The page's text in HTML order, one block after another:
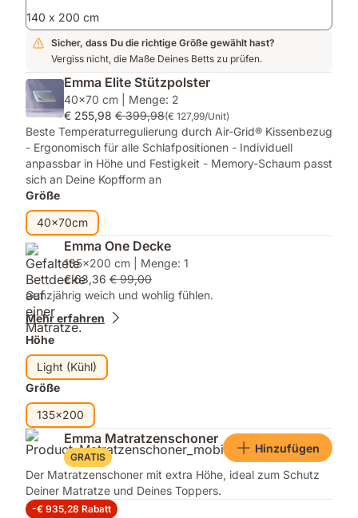
ab
140x200
140 x 200 cm
Sicher, dass Du die richtige Größe gewählt hast?
Vergiss nicht, die Maße Deines Betts zu prüfen.
Emma Elite Stützpolster
40x70 cm | Menge: 2
€ 255,98 € 399,98(€ 127,99/Unit)
Beste Temperaturregulierung durch Air-Grid® Kissenbezug
- Ergonomisch für alle Schlafpositionen - Individuell
anpassbar in Höhe und Festigkeit - Memory-Schaum passt
sich an Deine Kopfform an
Größe
40x70cm
Emma One Decke
135x200 cm | Menge: 1
€ 63,36 € 99,00
Ganzjährig weich und wohlig fühlen.
Mehr erfahren
Höhe
Light (Kühl)
Größe
135x200
Emma Matratzenschoner
GRATIS
Hinzufügen
Der Matratzenschoner mit extra Höhe, ideal zum Schutz
Deiner Matratze und Deines Toppers.
-€ 935,28 Rabatt